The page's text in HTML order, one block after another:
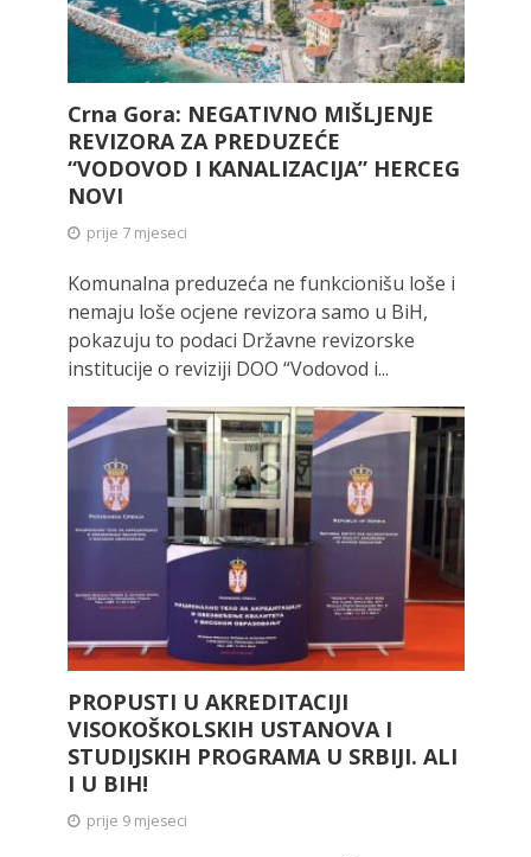
Crna Gora: NEGATIVNO MIŠLJENJE
REVIZORA ZA PREDUZEĆE
“VODOVOD I KANALIZACIJA” HERCEG
NOVI
prije 7 mjeseci
Komunalna preduzeća ne funkcionišu loše i
nemaju loše ocjene revizora samo u BiH,
pokazuju to podaci Državne revizorske
institucije o reviziji DOO “Vodovod i...
PROPUSTI U AKREDITACIJI
VISOKOŠKOLSKIH USTANOVA I
STUDIJSKIH PROGRAMA U SRBIJI. ALI
I U BIH!
prije 9 mjeseci